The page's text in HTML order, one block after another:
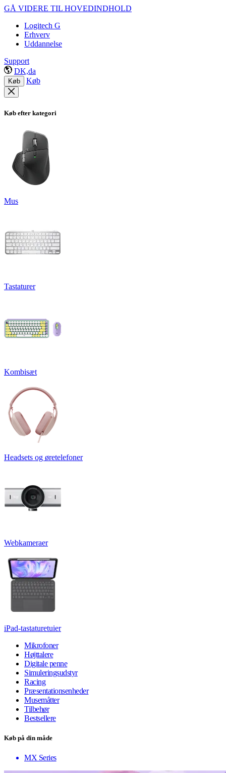
GÅ VIDERE TIL HOVEDINDHOLD
Logitech G
Erhverv
Uddannelse
Support
DK,da
Køb Køb
Køb efter kategori
Mus
Tastaturer
Kombisæt
Headsets og øretelefoner
Webkameraer
iPad-tastaturetuier
Mikrofoner
Højttalere
Digitale penne
Simuleringsudstyr
Racing
Præsentationsenheder
Musemåtter
Tilbehør
Bestsellere
Køb på din måde
MX Series